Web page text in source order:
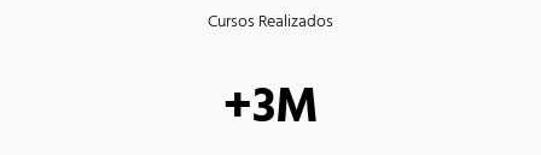
Cursos Realizados
+3M